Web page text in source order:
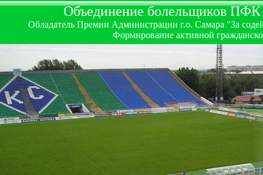
Объединение болельщиков
Обладатель Премии Администрации г.о. Самара "За
Формирование активной